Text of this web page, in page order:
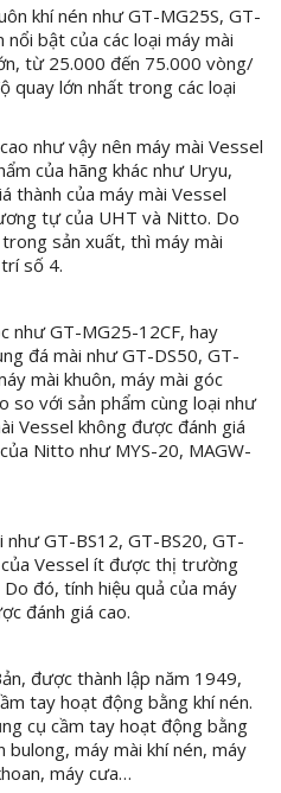
khí nén như GT-MG25S, GT-
nổi bật của các loại máy mài
từ 25.000 đến 75.000 vòng/
quay lớn nhất trong các loại
như vậy nên máy mài Vessel
của hãng khác như Uryu,
thành của máy mài Vessel
tự của UHT và Nitto. Do
sản xuất, thì máy mài
số 4.
như GT-MG25-12CF, hay
đá mài như GT-DS50, GT-
mài khuôn, máy mài góc
so với sản phẩm cùng loại như
Vessel không được đánh giá
Nitto như MYS-20, MAGW-
như GT-BS12, GT-BS20, GT-
của Vessel ít được thị trường
đó, tính hiệu quả của máy
đánh giá cao.
được thành lập năm 1949,
tay hoạt động bằng khí nén.
cụ cầm tay hoạt động bằng
bulong, máy mài khí nén, máy
máy cưa…